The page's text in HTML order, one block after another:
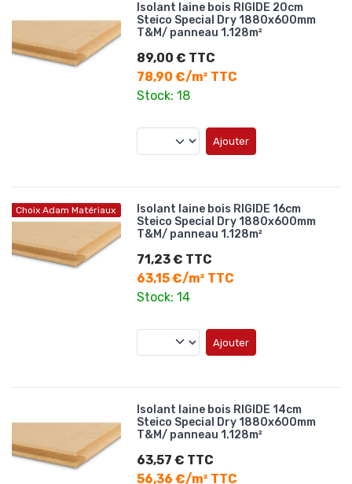
Isolant laine bois RIGIDE 20cm
Steico Special Dry 1880x600mm
T&M/ panneau 1.128m²
89,00 € TTC
78,90 €/m² TTC
Stock: 18
Ajouter
Choix Adam Matériaux
Isolant laine bois RIGIDE 16cm
Steico Special Dry 1880x600mm
T&M/ panneau 1.128m²
71,23 € TTC
63,15 €/m² TTC
Stock: 14
Ajouter
Isolant laine bois RIGIDE 14cm
Steico Special Dry 1880x600mm
T&M/ panneau 1.128m²
63,57 € TTC
56,36 €/m² TTC